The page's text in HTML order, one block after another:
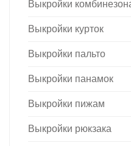
Выкройки
Выкройки курток
Выкройки пальто
Выкройки панамок
Выкройки пижам
Выкройки рюкзака